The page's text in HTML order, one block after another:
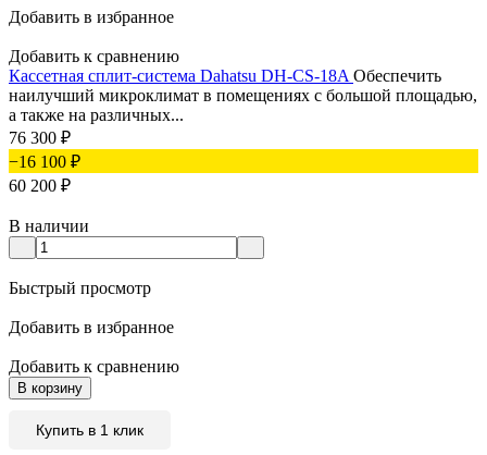
Добавить в избранное
Добавить к сравнению
Кассетная сплит-система Dahatsu DH-CS-18AОбеспечить
наилучший микроклимат в помещениях с большой площадью,
а также на различных...
76 300 ₽
−16 100 ₽
60 200 ₽
В наличии
Быстрый просмотр
Добавить в избранное
Добавить к сравнению
В корзину
Купить в 1 клик